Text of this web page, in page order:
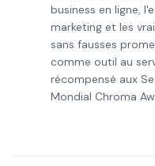
business en ligne,
marketing et les
sans fausses
comme outil au
récompensé aux
Mondial Chroma